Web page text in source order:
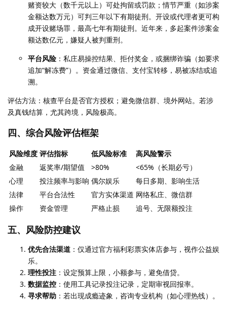
赌资较大（数千元以上）可处拘留或罚款；情节严重（如涉案
金额达数万元）可判三年以下有期徒刑。开设或代理者更可构
成开设赌场罪，最高七年有期徒刑。近年来，多起案件涉案金
额达数亿元，嫌疑人被判重刑。
平台风险 ：私庄易操控结果、拒付奖金，或捆绑诈骗（如要求
追加“解冻费”）。资金通过微信、支付宝转移，易被冻结或追
溯。
评估方法：核查平台是否官方授权；避免微信群、境外网站。若涉
及真钱结算，尤其跨境，风险极高。
四、综合风险评估框架
风险维度 评估指标 低风险标准
高风险警示
金融
返奖率/期望值 >80%
<65%（长期必亏）
心理
投注频率与影响 偶尔娱乐
每日多期、影响生活
法律
平台合法性 官方实体渠道 网络私庄、微信群
操作
资金管理 严格止损 追号、无限额投注
五、风险防控建议
优先合法渠道 ：仅通过官方福利彩票实体店参与，视作公益娱
乐。
理性投注 ：设定预算上限，小额参与，避免借贷。
数据监控 ：使用工具记录投注记录，定期审视回报率。
寻求帮助 ：若出现成瘾迹象，咨询专业机构（如心理热线）。